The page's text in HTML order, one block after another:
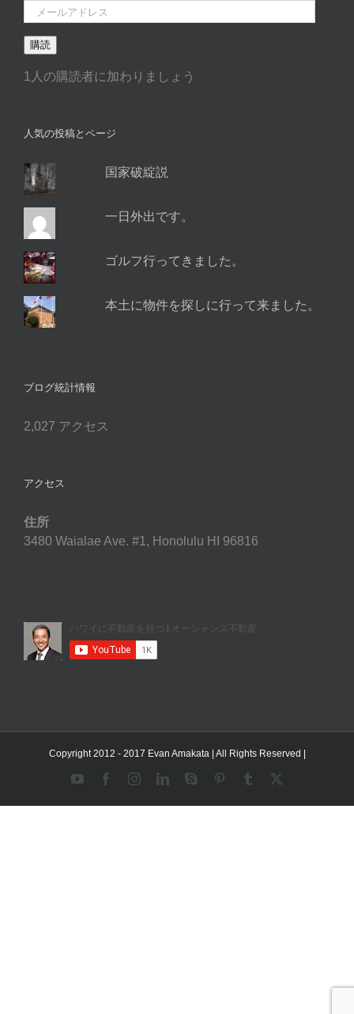
ー
ル
ド
購読
1人の購読者に加わりましょう
人気の投稿とページ
国家破綻説
一日外出です。
ゴルフ行ってきました。
本土に物件を探しに行って来ました。
ブログ統計情報
2,027 アクセス
アクセス
住所
3480 Waialae Ave. #1, Honolulu HI 96816
Copyright 2012 - 2017 Evan Amakata | All Rights Reserved |
YouTubeFacebookInstagramLinkedInSkype PinterestTumblr